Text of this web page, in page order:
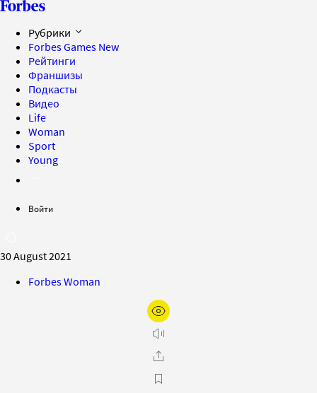
Рубрики
Forbes Games New
Рейтинги
Франшизы
Подкасты
Видео
Life
Woman
Sport
Young
Войти
30 August 2021
Forbes Woman